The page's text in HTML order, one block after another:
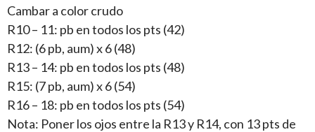
Cambar a color crudo
R10 – 11: pb en todos los pts (42)
R12: (6 pb, aum) x 6 (48)
R13 – 14: pb en todos los pts (48)
R15: (7 pb, aum) x 6 (54)
R16 – 18: pb en todos los pts (54)
Nota: Poner los ojos entre la R13 y R14, con 13 pts de